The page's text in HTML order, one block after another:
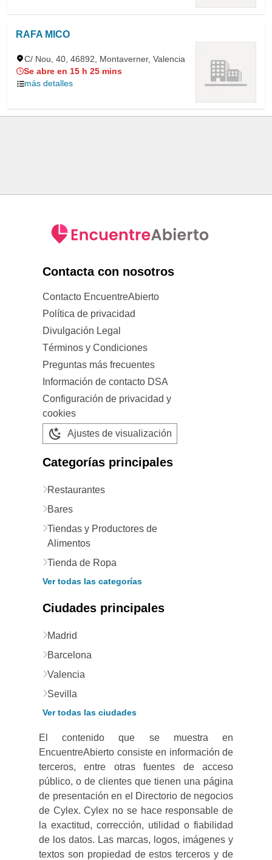
RAFA MICO
C/ Nou, 40, 46892, Montaverner, Valencia
Se abre en 15 h 25 mins
más detalles
Contacta con nosotros
Contacto EncuentreAbierto
Política de privacidad
Divulgación Legal
Términos y Condiciones
Preguntas más frecuentes
Información de contacto DSA
Configuración de privacidad y
cookies
Ajustes de visualización
Categorías principales
Restaurantes
Bares
Tiendas y Productores de
Alimentos
Tienda de Ropa
Ver todas las categorías
Ciudades principales
Madrid
Barcelona
Valencia
Sevilla
Ver todas las ciudades
El contenido que se muestra en
EncuentreAbierto consiste en información de
terceros, entre otras fuentes de acceso
público, o de clientes que tienen una página
de presentación en el Directorio de negocios
de Cylex. Cylex no se hace responsable de
la exactitud, corrección, utilidad o fiabilidad
de los datos. Las marcas, logos, imágenes y
textos son propiedad de estos terceros y de